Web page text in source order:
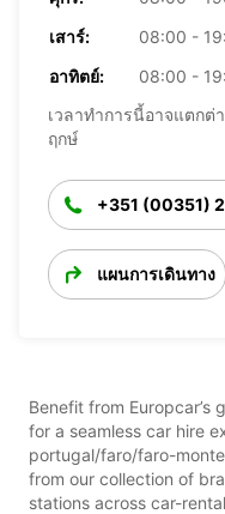
เสาร์:
08:00 -
อาทิตย์:
08:00 -
เวลาทำการนี้อาจแตกต่
ฤกษ์
+351 (00351)
แผนการเดินทาง
Benefit from Europcar’s
for a seamless car hire
portugal/faro/faro-
from our collection of
stations across car-